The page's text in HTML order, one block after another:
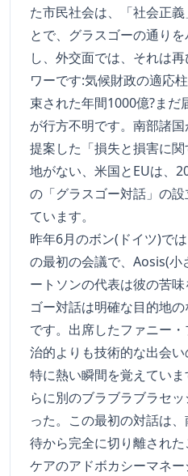
た市民社会は、「社会正
とで、グラスゴーの通り
し、外交面では、それは
ワーです:気候財政の適応
束された年間1000億?ま
が行方不明です。南部諸
提案した「損失と損害に
地がない、米国とEUは、
の「グラスゴー対話」の
ています。
昨年6月のボン(ドイツ)で
の最初の会議で、Aosis(
ートソンの代表は彼の苦
ゴー対話は明確な目的地
です。出席したファニー
治的よりも技術的な出会
特に熱い瞬間を覚えてい
らに別のブラブラブラセ
った。この最初の対話は
待から完全に切り離された
ケアのアドボカシーマネ